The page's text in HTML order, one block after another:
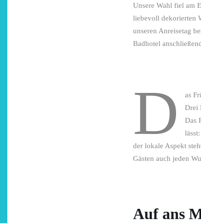
Unsere Wahl fiel am
liebevoll dekorierten
unseren Anreisetag
Badhotel
D as
Drei
Das
der lokale Aspekt
Gästen auch jeden
Auf ans